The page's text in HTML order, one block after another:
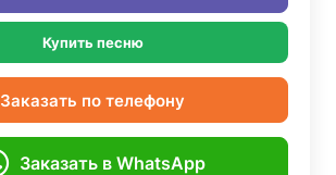
Купить песню
Заказать по телефону
Заказать в WhatsApp